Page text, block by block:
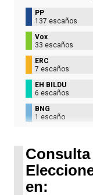
PP
137 escaños
Vox
33 escaños
ERC
7 escaños
EH BILDU
6 escaños
BNG
1 escaño
en: